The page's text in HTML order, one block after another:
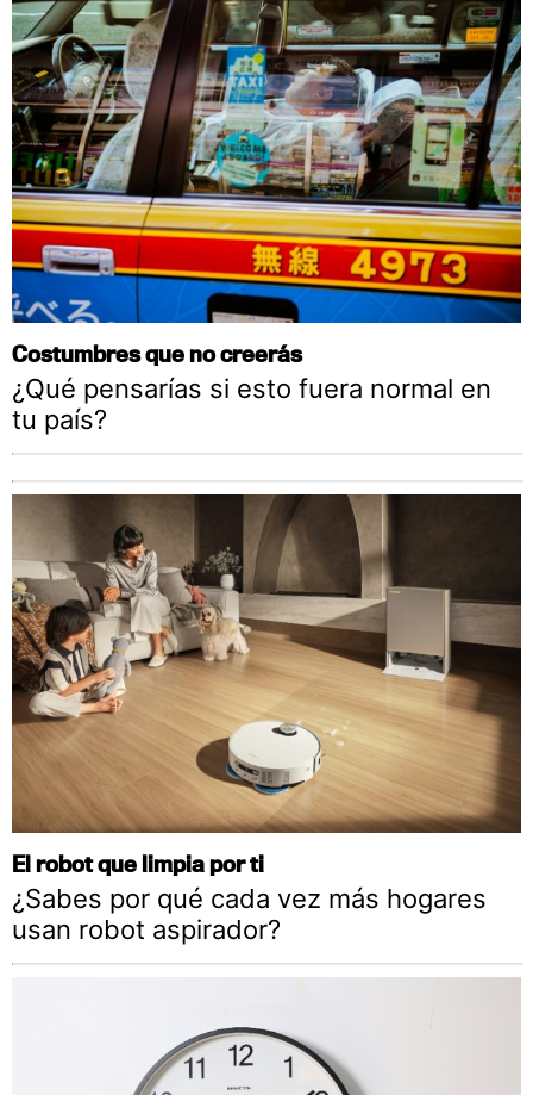
Costumbres que no creerás
¿Qué pensarías si esto fuera normal en
tu país?
El robot que limpia por ti
¿Sabes por qué cada vez más hogares
usan robot aspirador?